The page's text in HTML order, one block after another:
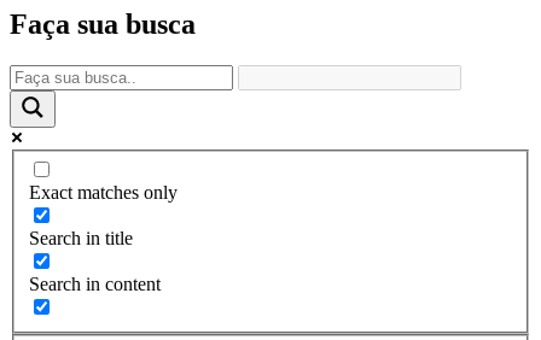
Faça sua busca
Exact matches only
Search in title
Search in content